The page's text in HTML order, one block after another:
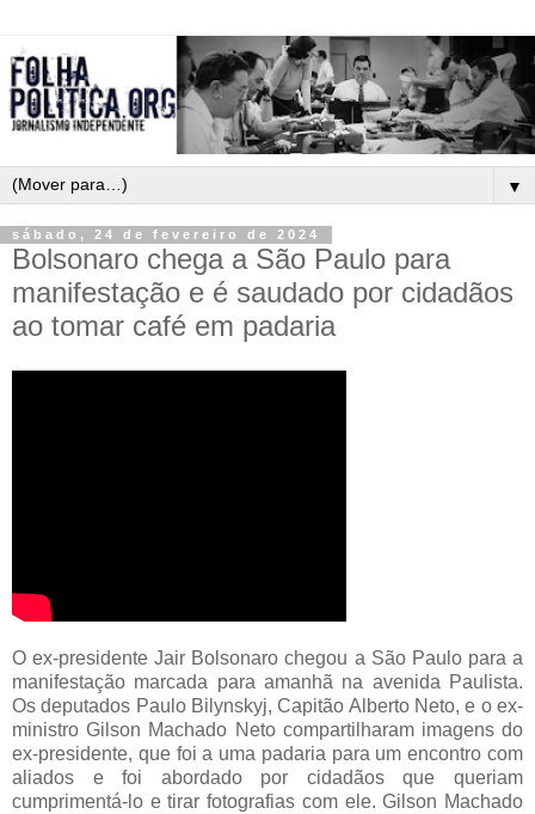
▼
sábado, 24 de fevereiro de 2024
Bolsonaro chega a São Paulo para
manifestação e é saudado por cidadãos
ao tomar café em padaria
O ex-presidente Jair Bolsonaro chegou a São Paulo para a
manifestação marcada para amanhã na avenida Paulista.
Os deputados Paulo Bilynskyj, Capitão Alberto Neto, e o ex-
ministro Gilson Machado Neto compartilharam imagens do
ex-presidente, que foi a uma padaria para um encontro com
aliados e foi abordado por cidadãos que queriam
cumprimentá-lo e tirar fotografias com ele. Gilson Machado